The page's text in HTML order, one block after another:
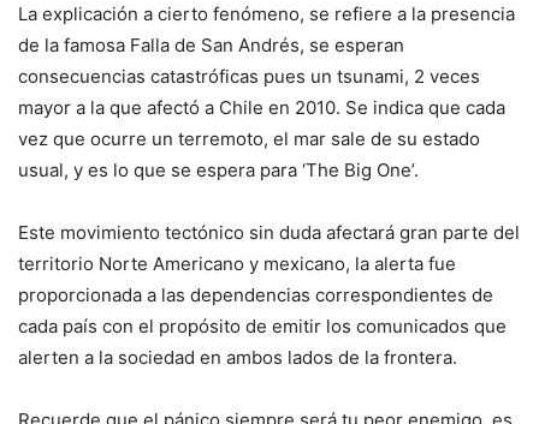
La explicación a cierto fenómeno, se refiere a la presencia
de la famosa Falla de San Andrés, se esperan
consecuencias catastróficas pues un tsunami, 2 veces
mayor a la que afectó a Chile en 2010. Se indica que cada
vez que ocurre un terremoto, el mar sale de su estado
usual, y es lo que se espera para ‘The Big One’.
Este movimiento tectónico sin duda afectará gran parte del
territorio Norte Americano y mexicano, la alerta fue
proporcionada a las dependencias correspondientes de
cada país con el propósito de emitir los comunicados que
alerten a la sociedad en ambos lados de la frontera.